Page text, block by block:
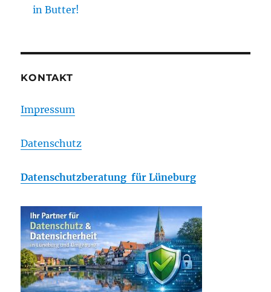
in Butter!
KONTAKT
Impressum
Datenschutz
Datenschutzberatung für Lüneburg